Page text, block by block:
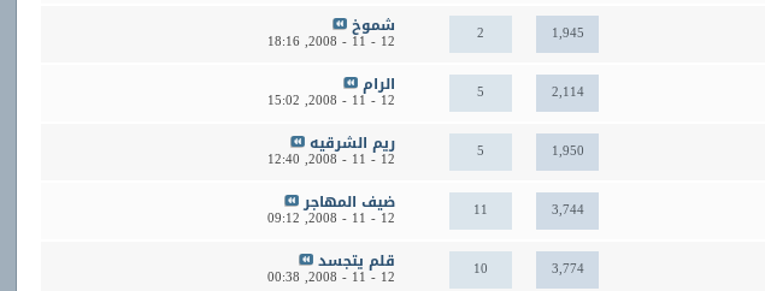
2 1,945 شموخ
12 - 11 - 2008,
18:16
5 2,114 الرام
12 - 11 - 2008,
15:02
5 1,950 ريم الشرقيه
12 - 11 - 2008,
12:40
11 3,744 ضيف المهاجر
12 - 11 - 2008,
09:12
10 3,774 قلم يتجسد
12 - 11 - 2008,
00:38